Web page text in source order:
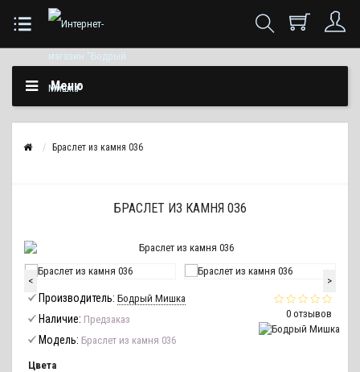
Меню
Браслет из камня 036
БРАСЛЕТ ИЗ КАМНЯ 036
< >
0 отзывов
Производитель: Бодрый Мишка
Наличие: Предзаказ
Модель: Браслет из камня 036
Цвета